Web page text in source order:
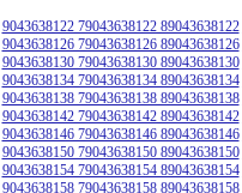
9043638122 79043638122 89043638122
9043638126 79043638126 89043638126
9043638130 79043638130 89043638130
9043638134 79043638134 89043638134
9043638138 79043638138 89043638138
9043638142 79043638142 89043638142
9043638146 79043638146 89043638146
9043638150 79043638150 89043638150
9043638154 79043638154 89043638154
9043638158 79043638158 89043638158